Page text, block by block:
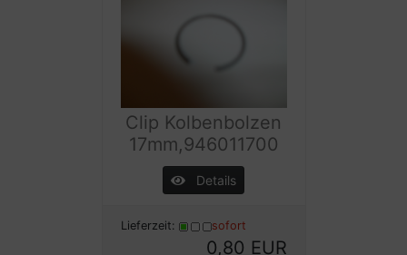
Clip Kolbenbolzen
17mm,946011700
Details
Lieferzeit: sofort
0,80 EUR